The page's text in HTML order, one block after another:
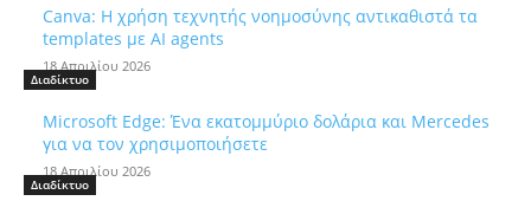
Canva: Η χρήση τεχνητής νοημοσύνης αντικαθιστά τα
templates με AI agents
18 Απριλίου 2026
Διαδίκτυο
Microsoft Edge: Ένα εκατομμύριο δολάρια και Mercedes
για να τον χρησιμοποιήσετε
18 Απριλίου 2026
Διαδίκτυο